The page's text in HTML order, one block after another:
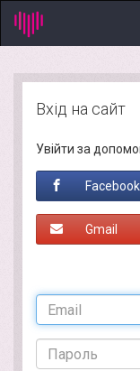
Вхід на сайт
Увійти за
Facebook
Gmail